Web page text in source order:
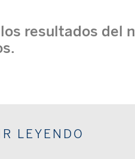
resultados del
LEYENDO